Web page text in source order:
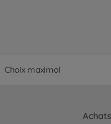
Choix maximal
Achats